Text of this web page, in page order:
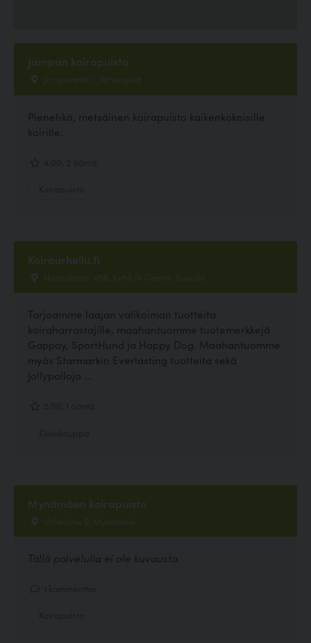
Jampan koirapuisto
Jampankatu , Järvenpää
Pienehkö, metsäinen koirapuisto kaikenkokoisille
koirille.
Koiraurheilu.fi
Haarakaari 45B, Kehä IV Center, Tuusula
Tarjoamme laajan valikoiman tuotteita
koiraharrastajille, maahantuomme tuotemerkkejä
Gappay, SportHund ja Happy Dog. Maahantuomme
myös Starmarkin Everlasting tuotteita sekä
Jollypalloja ...
Mynämäen koirapuisto
Urheilutie 9, Mynämäki
Tällä palvelulla ei ole kuvausta.